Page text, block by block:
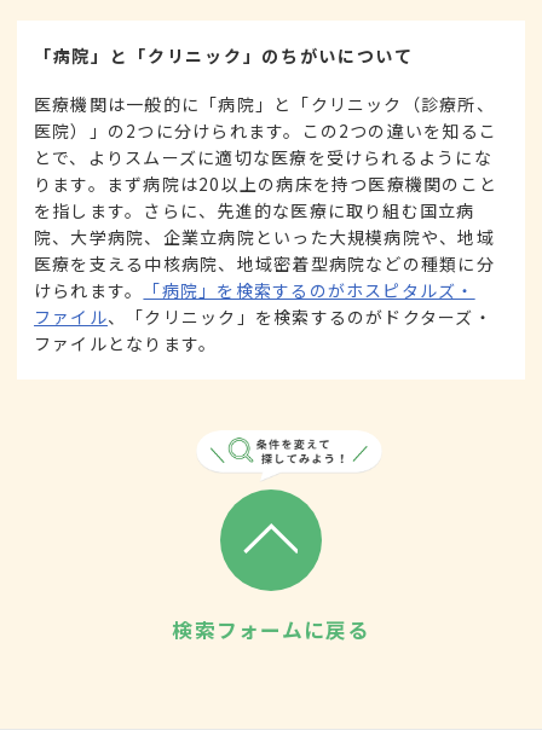
「病院」と「クリニック」のちがいについて
医療機関は一般的に「病院」と「クリニック（診療所、
医院）」の2つに分けられます。この2つの違いを知るこ
とで、よりスムーズに適切な医療を受けられるようにな
ります。まず病院は20以上の病床を持つ医療機関のこと
を指します。さらに、先進的な医療に取り組む国立病
院、大学病院、企業立病院といった大規模病院や、地域
医療を支える中核病院、地域密着型病院などの種類に分
けられます。
「病院」を検索するのがホスピタルズ・
ファイル、「クリニック」を検索するのがドクターズ・
ファイルとなります。
検索フォームに戻る